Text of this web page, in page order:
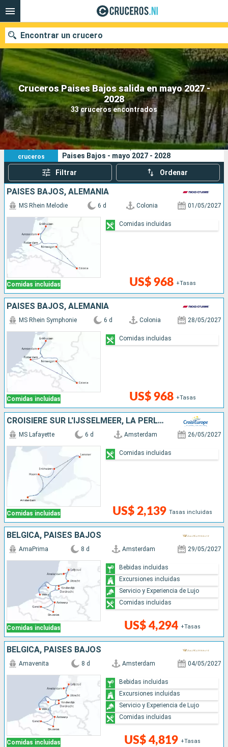
Cruceros Paises Bajos salida en mayo 2027 -
2028
33 cruceros encontrados
Encontrar un crucero
Nuestros destinos
Fecha de salida
Puertos Compañías
Buscar
33
cruceros
Sus criterios de búsqueda:
Paises Bajos - mayo 2027 - 2028
Filtrar Ordenar
PAISES BAJOS, ALEMANIA
Comidas incluidas
MS Rhein Melodie 6 d Colonia 01/05/2027
US$ 968 +Tasas
Comidas incluidas
PAISES BAJOS, ALEMANIA
Comidas incluidas
MS Rhein Symphonie 6 d Colonia 28/05/2027
US$ 968 +Tasas
Comidas incluidas
CROISIÈRE SUR L'IJSSELMEER, LA PERLE DE LA HOLLANDE
Comidas incluidas
MS Lafayette 6 d Amsterdam 26/05/2027
US$ 2,139 Tasas incluidas
Comidas incluidas
BÉLGICA, PAISES BAJOS
Comidas incluidas
AmaPrima 8 d Amsterdam 29/05/2027
US$ 4,294 +Tasas
Bebidas incluidas
Excursiones incluidas
Servicio y Experiencia de Lujo
Comidas incluidas
BÉLGICA, PAISES BAJOS
Comidas incluidas
Amavenita 8 d Amsterdam 04/05/2027
US$ 4,819 +Tasas
Bebidas incluidas
Excursiones incluidas
Servicio y Experiencia de Lujo
Comidas incluidas